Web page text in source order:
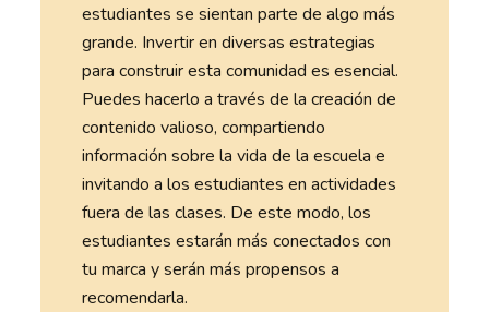
estudiantes se sientan parte de algo más
grande. Invertir en diversas estrategias
para construir esta comunidad es esencial.
Puedes hacerlo a través de la creación de
contenido valioso, compartiendo
información sobre la vida de la escuela e
invitando a los estudiantes en actividades
fuera de las clases. De este modo, los
estudiantes estarán más conectados con
tu marca y serán más propensos a
recomendarla.